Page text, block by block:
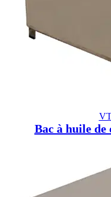
Bac à huile de